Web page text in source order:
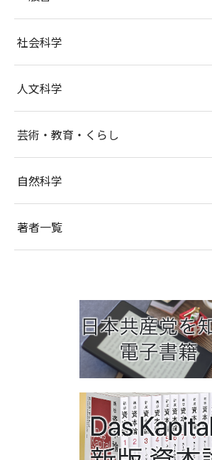
社会科学
人文科学
芸術・教育・くらし
自然科学
著者一覧